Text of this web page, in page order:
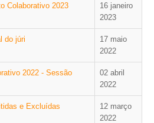
Colaborativo 2023
16 janeiro
2023
do júri
17 maio
2022
2022 - Sessão
02 abril
2022
e Excluídas
12 março
2022